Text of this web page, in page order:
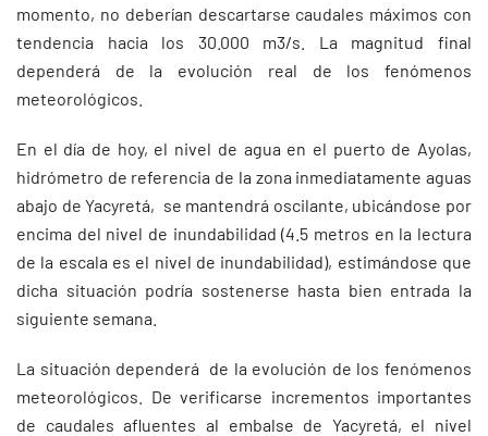
momento, no deberían descartarse caudales máximos con
tendencia hacia los 30.000 m3/s. La magnitud final
dependerá de la evolución real de los fenómenos
meteorológicos.
En el día de hoy, el nivel de agua en el puerto de Ayolas,
hidrómetro de referencia de la zona inmediatamente aguas
abajo de Yacyretá, se mantendrá oscilante, ubicándose por
encima del nivel de inundabilidad (4.5 metros en la lectura
de la escala es el nivel de inundabilidad), estimándose que
dicha situación podría sostenerse hasta bien entrada la
siguiente semana.
La situación dependerá de la evolución de los fenómenos
meteorológicos. De verificarse incrementos importantes
de caudales afluentes al embalse de Yacyretá, el nivel